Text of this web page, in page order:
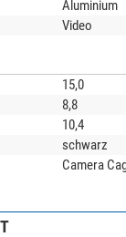
CNC-Maschinenaus
stabiler als Gußteile
optionales
Aluminium
Video
15,0
8,8
10,4
schwarz
Camera